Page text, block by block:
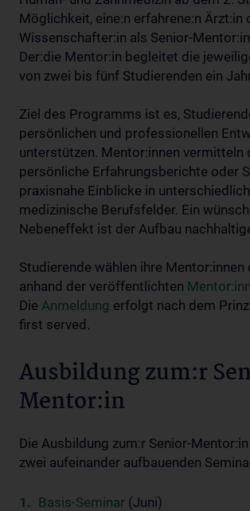
Möglichkeit, eine:n erfahrene:n Ärzt:in
Wissenschafter:in als Senior-
Der:die Mentor:in begleitet die
von zwei bis fünf Studierenden ein
Ziel des Programms ist es,
persönlichen und professionellen
unterstützen. Mentor:innen vermitteln
persönliche Erfahrungsberichte oder
praxisnahe Einblicke in
medizinische Berufsfelder. Ein
Nebeneffekt ist der Aufbau
Studierende wählen ihre Mentor:innen
anhand der veröffentlichten
Die Anmeldung erfolgt nach dem
first served.
Ausbildung zum:r
Mentor:in
Die Ausbildung zum:r Senior-
zwei aufeinander aufbauenden
Basis-Seminar (Juni)